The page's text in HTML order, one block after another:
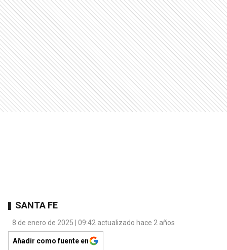
SANTA FE
8 de enero de 2025 | 09:42 actualizado hace 2 años
Añadir como fuente en